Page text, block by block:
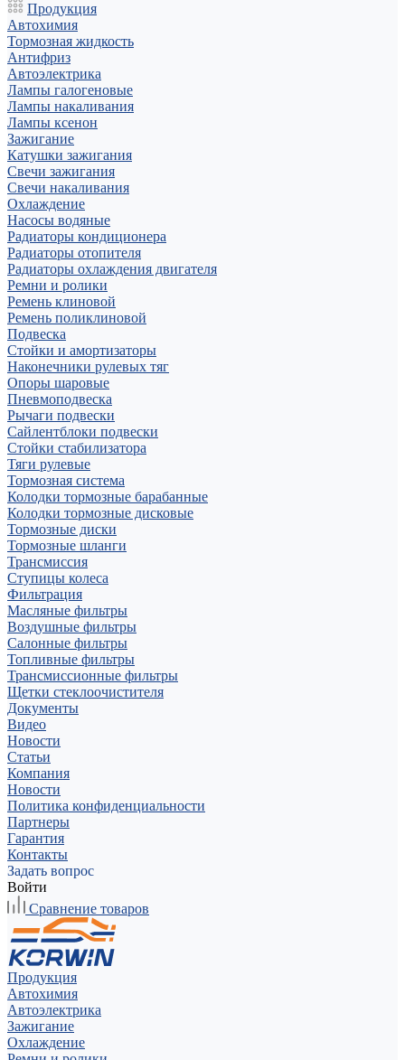
Продукция
Автохимия
Тормозная жидкость
Антифриз
Автоэлектрика
Лампы галогеновые
Лампы накаливания
Лампы ксенон
Зажигание
Катушки зажигания
Свечи зажигания
Свечи накаливания
Охлаждение
Насосы водяные
Радиаторы кондиционера
Радиаторы отопителя
Радиаторы охлаждения двигателя
Ремни и ролики
Ремень клиновой
Ремень поликлиновой
Подвеска
Стойки и амортизаторы
Наконечники рулевых тяг
Опоры шаровые
Пневмоподвеска
Рычаги подвески
Сайлентблоки подвески
Стойки стабилизатора
Тяги рулевые
Тормозная система
Колодки тормозные барабанные
Колодки тормозные дисковые
Тормозные диски
Тормозные шланги
Трансмиссия
Ступицы колеса
Фильтрация
Масляные фильтры
Воздушные фильтры
Салонные фильтры
Топливные фильтры
Трансмиссионные фильтры
Щетки стеклоочистителя
Документы
Видео
Новости
Статьи
Компания
Новости
Политика конфиденциальности
Партнеры
Гарантия
Контакты
Задать вопрос
Войти
Сравнение товаров
Продукция
Автохимия
Автоэлектрика
Зажигание
Охлаждение